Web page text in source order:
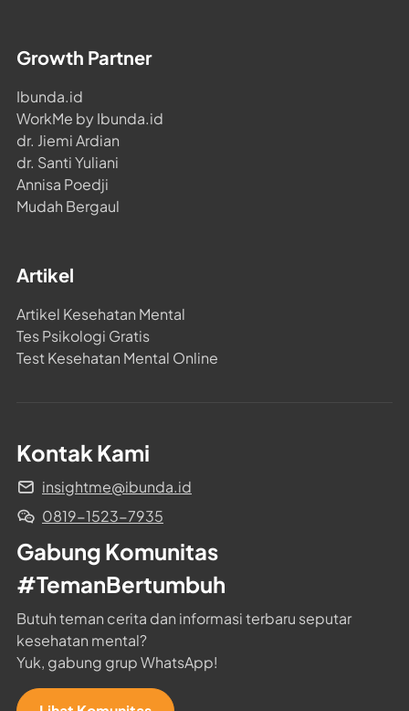
Growth Partner
Ibunda.id
WorkMe by Ibunda.id
dr. Jiemi Ardian
dr. Santi Yuliani
Annisa Poedji
Mudah Bergaul
Artikel
Artikel Kesehatan Mental
Tes Psikologi Gratis
Test Kesehatan Mental Online
Kontak Kami
insightme@ibunda.id
0819-1523-7935
Gabung Komunitas
#TemanBertumbuh
Butuh teman cerita dan informasi terbaru seputar
kesehatan mental?
Yuk, gabung grup WhatsApp!